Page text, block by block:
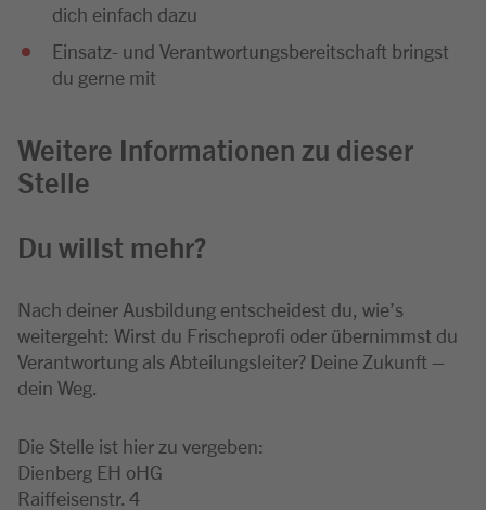
dich einfach dazu
Einsatz- und Verantwortungsbereitschaft bringst
du gerne mit
Weitere Informationen zu dieser
Stelle
Du willst mehr?
Nach deiner Ausbildung entscheidest du, wie’s
weitergeht: Wirst du Frischeprofi oder übernimmst du
Verantwortung als Abteilungsleiter? Deine Zukunft –
dein Weg.
Die Stelle ist hier zu vergeben:
Dienberg EH oHG
Raiffeisenstr. 4